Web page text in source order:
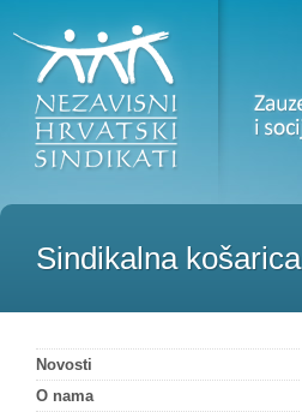
Sindikalna košarica
Novosti
O nama